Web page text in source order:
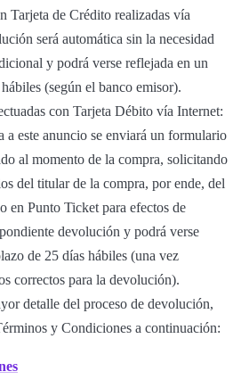
Tarjeta de Crédito realizadas vía
será automática sin la necesidad
y podrá verse reflejada en un
(según el banco emisor).
con Tarjeta Débito vía Internet:
a este anuncio se enviará un formulario
al momento de la compra, solicitando
del titular de la compra, por ende, del
en Punto Ticket para efectos de
devolución y podrá verse
de 25 días hábiles (una vez
correctos para la devolución).
detalle del proceso de devolución,
y Condiciones a continuación: